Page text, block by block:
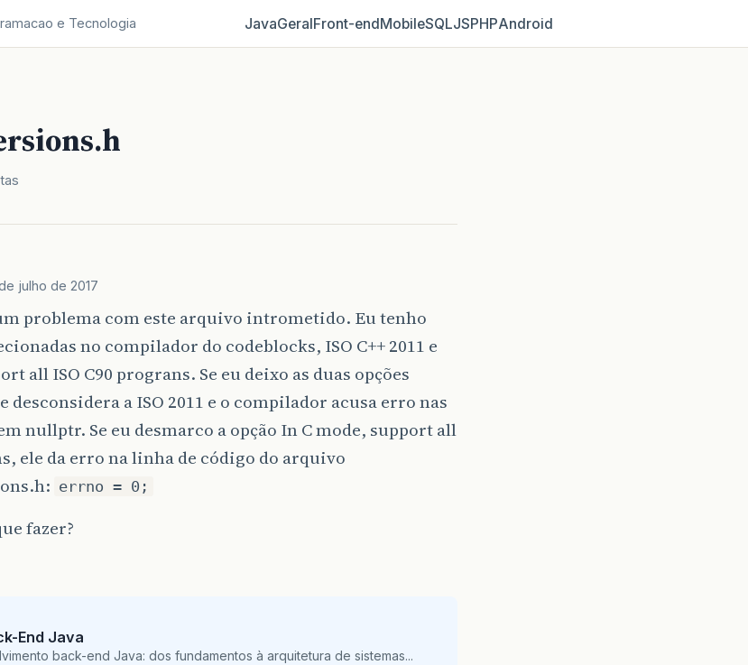
e Tecnologia JavaGeralFront‑endMobileSQLJSPHPAndroid
julho de 2017
problema com este arquivo intrometido. Eu tenho
no compilador do codeblocks, ISO C++ 2011 e
all ISO C90 prograns. Se eu deixo as duas opções
desconsidera a ISO 2011 e o compilador acusa erro nas
nullptr. Se eu desmarco a opção In C mode, support all
ele da erro na linha de código do arquivo
errno = 0;
fazer?
End Java
back-end Java: dos fundamentos à arquitetura de sistemas...